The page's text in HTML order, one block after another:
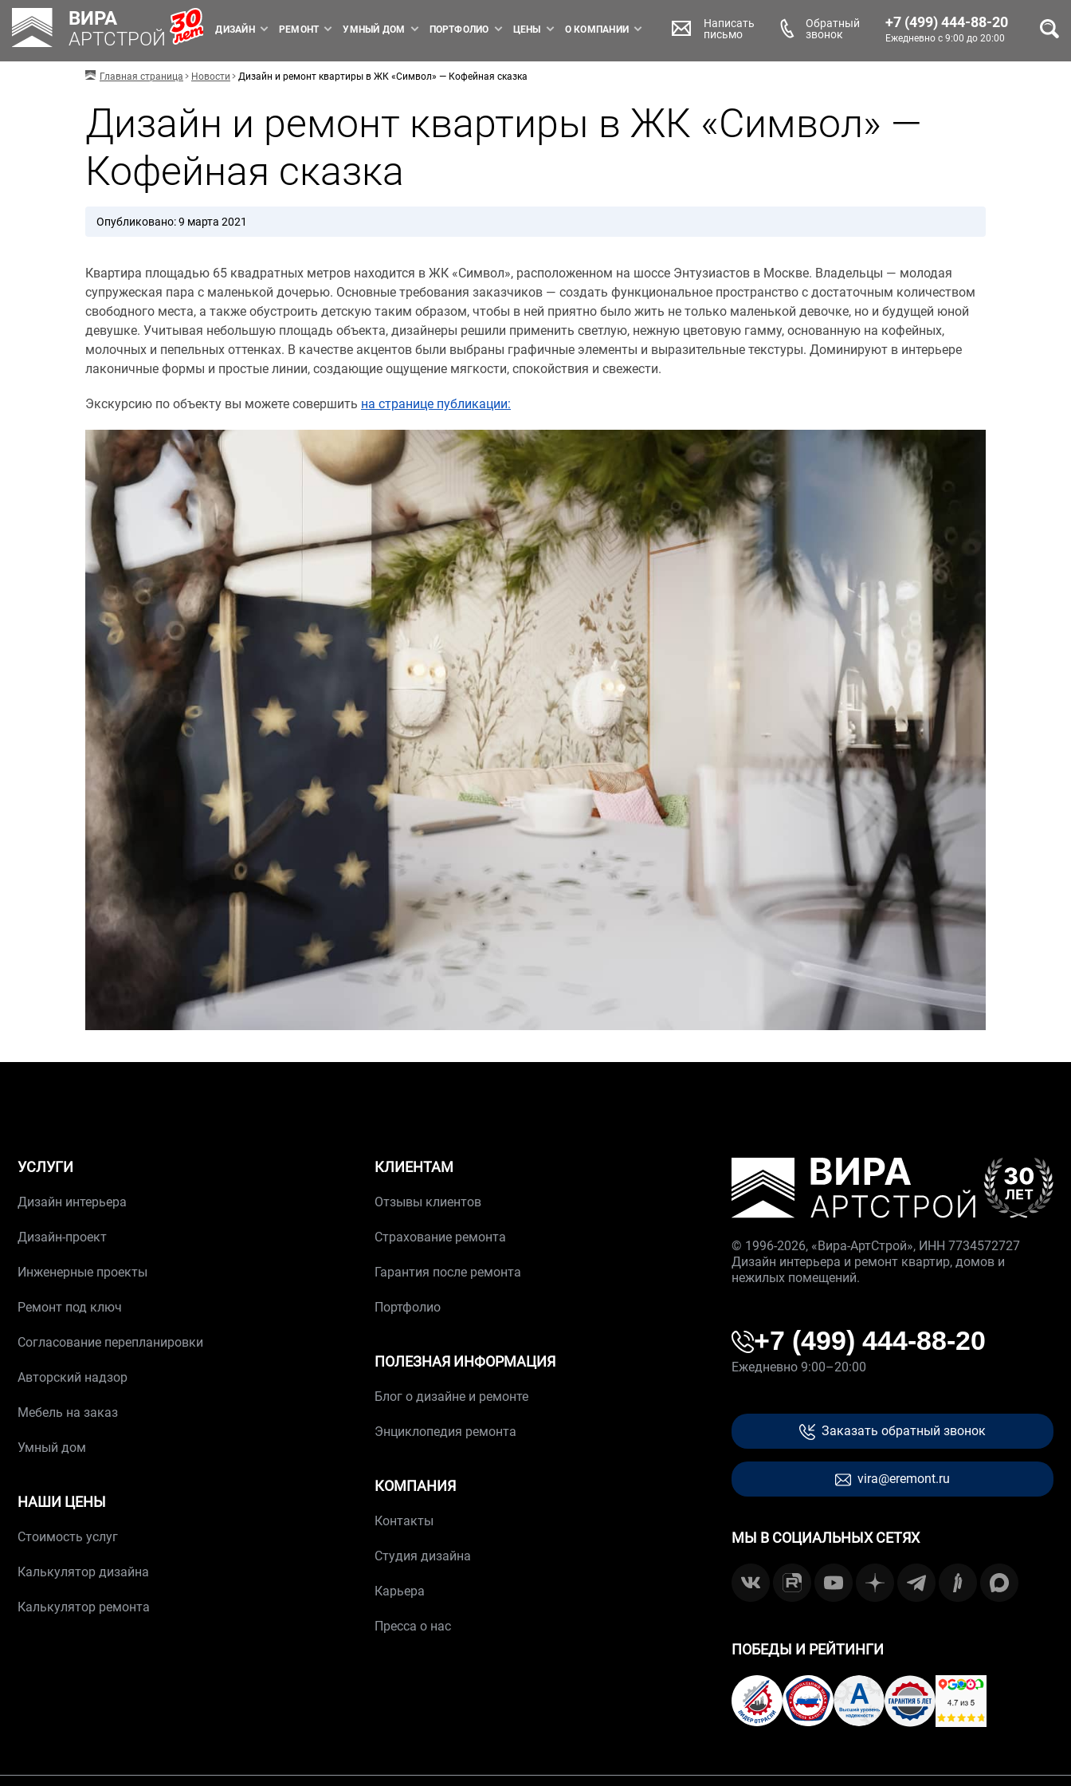
ВИРА
АРТСТРОЙ
ДИЗАЙН РЕМОНТ УМНЫЙ ДОМ ПОРТФОЛИО ЦЕНЫ О КОМПАНИИ
Написать
письмо
Обратный
звонок
+7 (499) 444-88-20
Ежедневно с 9:00 до 20:00
Главная страница Новости Дизайн и ремонт квартиры в ЖК «Символ» — Кофейная сказка
Дизайн и ремонт квартиры в ЖК «Символ» —
Кофейная сказка
Опубликовано: 9 марта 2021
Квартира площадью 65 квадратных метров находится в ЖК «Символ», расположенном на шоссе Энтузиастов в Москве. Владельцы — молодая
супружеская пара с маленькой дочерью. Основные требования заказчиков — создать функциональное пространство с достаточным количеством
свободного места, а также обустроить детскую таким образом, чтобы в ней приятно было жить не только маленькой девочке, но и будущей юной
девушке. Учитывая небольшую площадь объекта, дизайнеры решили применить светлую, нежную цветовую гамму, основанную на кофейных,
молочных и пепельных оттенках. В качестве акцентов были выбраны графичные элементы и выразительные текстуры. Доминируют в интерьере
лаконичные формы и простые линии, создающие ощущение мягкости, спокойствия и свежести.
Экскурсию по объекту вы можете совершить на странице публикации:
УСЛУГИ
Дизайн интерьера
Дизайн-проект
Инженерные проекты
Ремонт под ключ
Согласование перепланировки
Авторский надзор
Мебель на заказ
Умный дом
НАШИ ЦЕНЫ
Стоимость услуг
Калькулятор дизайна
Калькулятор ремонта
КЛИЕНТАМ
Отзывы клиентов
Страхование ремонта
Гарантия после ремонта
Портфолио
ПОЛЕЗНАЯ ИНФОРМАЦИЯ
Блог о дизайне и ремонте
Энциклопедия ремонта
КОМПАНИЯ
Контакты
Студия дизайна
Карьера
Пресса о нас
© 1996-2026, «Вира-АртСтрой», ИНН 7734572727
Дизайн интерьера и ремонт квартир, домов и
нежилых помещений.
+7 (499) 444-88-20
Ежедневно 9:00–20:00
Заказать обратный звонок
vira@eremont.ru
МЫ В СОЦИАЛЬНЫХ СЕТЯХ
ПОБЕДЫ И РЕЙТИНГИ